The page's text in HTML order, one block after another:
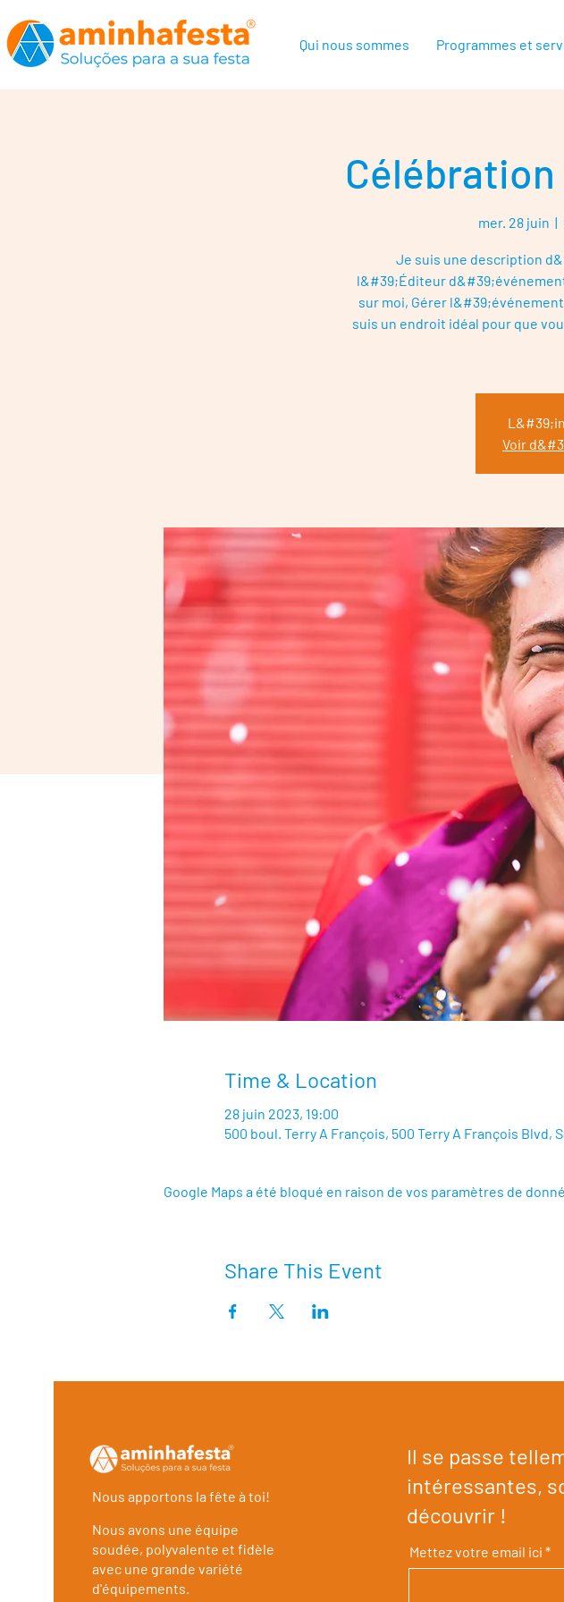
Qui nous sommes Programmes et
mer. 28 juin
  |
Je suis une description
l&#39;Éditeur
sur moi, Gérer
suis un endroit idéal pour que
Voir
Time & Location
28 juin 2023, 19:00
500 boul. Terry A François, 500 Terry A François Blvd,
Google Maps a été bloqué en raison de vos paramètres de
Share This Event
Nous apportons la fête à toi!
Nous avons une équipe
soudée, polyvalente et fidèle
avec une grande variété
d'équipements.
Il se passe
intéressantes,
découvrir !
Mettez votre email ici